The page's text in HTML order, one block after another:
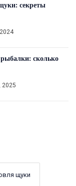
секреты
сколько
2025
щуки